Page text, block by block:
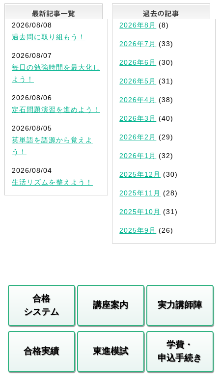
最新記事一覧
2026/08/08
過去問に取り組もう！
2026/08/07
毎日の勉強時間を最大化し
よう！
2026/08/06
定石問題演習を進めよう！
2026/08/05
英単語を語源から覚えよ
う！
2026/08/04
生活リズムを整えよう！
2026年8月 (8)
2026年7月 (33)
2026年6月 (30)
2026年5月 (31)
2026年4月 (38)
2026年3月 (40)
2026年2月 (29)
2026年1月 (32)
2025年12月 (30)
2025年11月 (28)
2025年10月 (31)
2025年9月 (26)
合格
システム
講座案内 実力講師陣
合格実績 東進模試
学費・
申込手続き